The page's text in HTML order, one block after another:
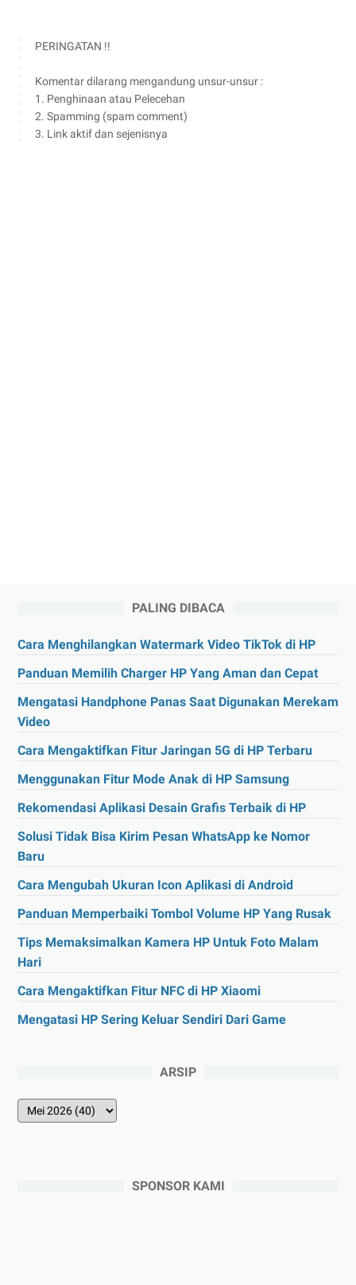
PERINGATAN !!
Komentar dilarang mengandung unsur-unsur :
1. Penghinaan atau Pelecehan
2. Spamming (spam comment)
3. Link aktif dan sejenisnya
PALING DIBACA
Cara Menghilangkan Watermark Video TikTok di HP
Panduan Memilih Charger HP Yang Aman dan Cepat
Mengatasi Handphone Panas Saat Digunakan Merekam
Video
Cara Mengaktifkan Fitur Jaringan 5G di HP Terbaru
Menggunakan Fitur Mode Anak di HP Samsung
Rekomendasi Aplikasi Desain Grafis Terbaik di HP
Solusi Tidak Bisa Kirim Pesan WhatsApp ke Nomor
Baru
Cara Mengubah Ukuran Icon Aplikasi di Android
Panduan Memperbaiki Tombol Volume HP Yang Rusak
Tips Memaksimalkan Kamera HP Untuk Foto Malam
Hari
Cara Mengaktifkan Fitur NFC di HP Xiaomi
Mengatasi HP Sering Keluar Sendiri Dari Game
ARSIP
SPONSOR KAMI